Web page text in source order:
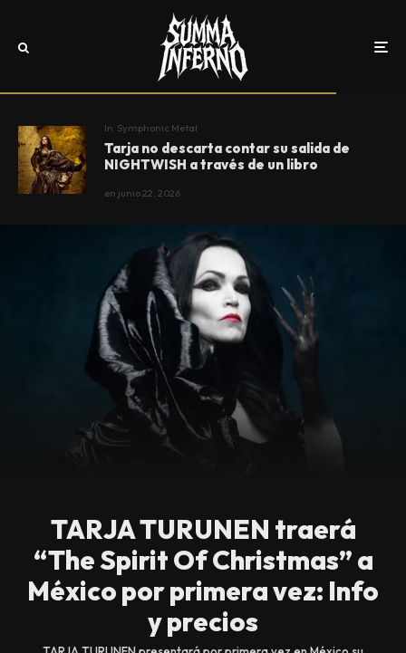
In Symphonic Metal
Tarja no descarta contar su salida de
NIGHTWISH a través de un libro
en junio 22, 2026
TARJA TURUNEN traerá
“The Spirit Of Christmas” a
México por primera vez: Info
y precios